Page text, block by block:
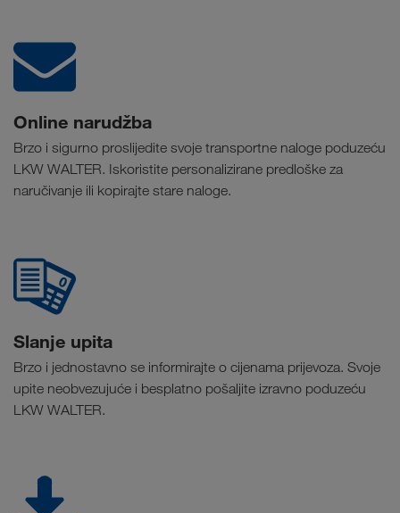
Online narudžba
Brzo i sigurno proslijedite svoje transportne naloge poduzeću
LKW WALTER. Iskoristite personalizirane predloške za
naručivanje ili kopirajte stare naloge.
Slanje upita
Brzo i jednostavno se informirajte o cijenama prijevoza. Svoje
upite neobvezujuće i besplatno pošaljite izravno poduzeću
LKW WALTER.